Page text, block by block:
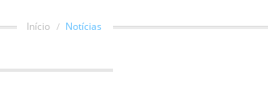
Início Notícias